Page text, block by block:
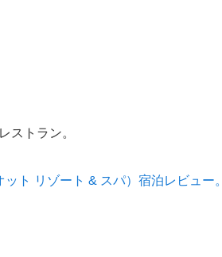
ストラン。
ト リゾート & スパ）宿泊レビュー。